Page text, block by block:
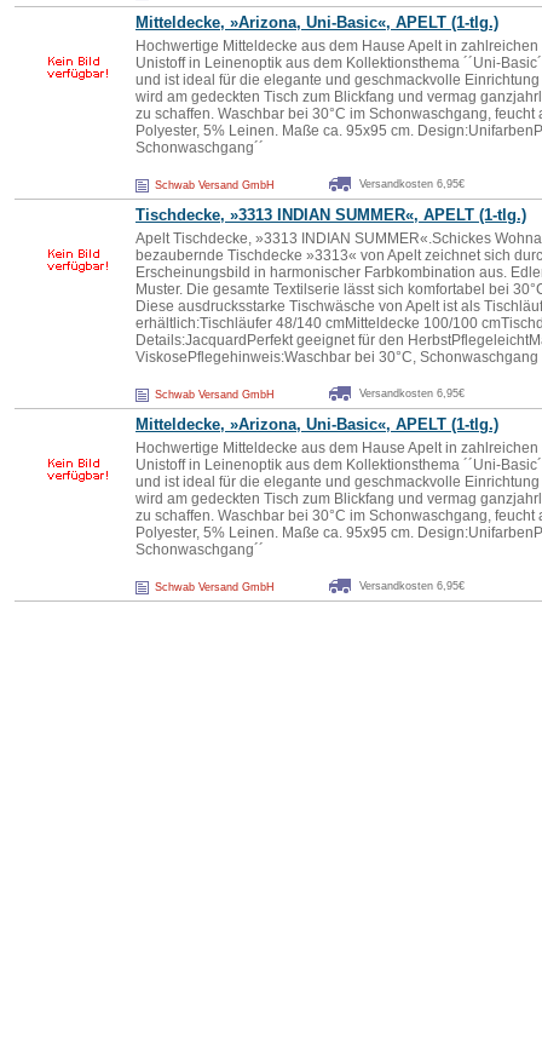
Mitteldecke, »Arizona, Uni-Basic«, APELT (1-tlg.)
Hochwertige Mitteldecke aus dem Hause Apelt in
Unistoff in Leinenoptik aus dem Kollektionsthema ´´Uni-
und ist ideal für die elegante und geschmackvolle
wird am gedeckten Tisch zum Blickfang und vermag
zu schaffen. Waschbar bei 30°C im Schonwaschgang,
Polyester, 5% Leinen. Maße ca. 95x95 cm.
Schonwaschgang´´
Schwab Versand GmbH Versandkosten 6,95€
Tischdecke, »3313 INDIAN SUMMER«, APELT (1-tlg.)
Apelt Tischdecke, »3313 INDIAN SUMMER«.Schickes
bezaubernde Tischdecke »3313« von Apelt zeichnet sich
Erscheinungsbild in harmonischer Farbkombination aus.
Muster. Die gesamte Textilserie lässt sich komfortabel bei
Diese ausdrucksstarke Tischwäsche von Apelt ist als
erhältlich:Tischläufer 48/140 cmMitteldecke 100/100
Details:JacquardPerfekt geeignet für den
ViskosePflegehinweis:Waschbar bei 30°C, Schonwaschgang
Schwab Versand GmbH Versandkosten 6,95€
Mitteldecke, »Arizona, Uni-Basic«, APELT (1-tlg.)
Hochwertige Mitteldecke aus dem Hause Apelt in
Unistoff in Leinenoptik aus dem Kollektionsthema ´´Uni-
und ist ideal für die elegante und geschmackvolle
wird am gedeckten Tisch zum Blickfang und vermag
zu schaffen. Waschbar bei 30°C im Schonwaschgang,
Polyester, 5% Leinen. Maße ca. 95x95 cm.
Schonwaschgang´´
Schwab Versand GmbH Versandkosten 6,95€